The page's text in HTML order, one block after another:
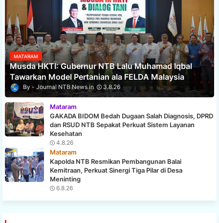
MATARAM
Musda HKTI: Gubernur NTB Lalu Muhamad Iqbal
Tawarkan Model Pertanian ala FELDA Malaysia
Journal NTB News 3.8.26
Mataram
GAKADA BIDOM Bedah Dugaan Salah Diagnosis, DPRD
dan RSUD NTB Sepakat Perkuat Sistem Layanan
Kesehatan
4.8.26
Mataram
Kapolda NTB Resmikan Pembangunan Balai
Kemitraan, Perkuat Sinergi Tiga Pilar di Desa
Meninting
6.8.26